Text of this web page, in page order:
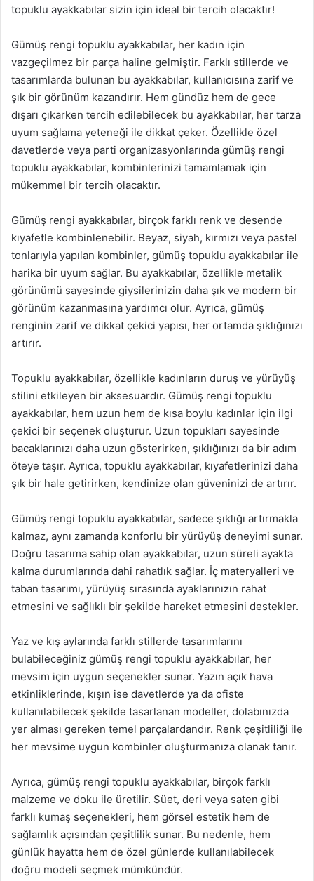
topuklu ayakkabılar sizin için ideal bir tercih olacaktır!
Gümüş rengi topuklu ayakkabılar, her kadın için
vazgeçilmez bir parça haline gelmiştir. Farklı stillerde ve
tasarımlarda bulunan bu ayakkabılar, kullanıcısına zarif ve
şık bir görünüm kazandırır. Hem gündüz hem de gece
dışarı çıkarken tercih edilebilecek bu ayakkabılar, her tarza
uyum sağlama yeteneği ile dikkat çeker. Özellikle özel
davetlerde veya parti organizasyonlarında gümüş rengi
topuklu ayakkabılar, kombinlerinizi tamamlamak için
mükemmel bir tercih olacaktır.
Gümüş rengi ayakkabılar, birçok farklı renk ve desende
kıyafetle kombinlenebilir. Beyaz, siyah, kırmızı veya pastel
tonlarıyla yapılan kombinler, gümüş topuklu ayakkabılar ile
harika bir uyum sağlar. Bu ayakkabılar, özellikle metalik
görünümü sayesinde giysilerinizin daha şık ve modern bir
görünüm kazanmasına yardımcı olur. Ayrıca, gümüş
renginin zarif ve dikkat çekici yapısı, her ortamda şıklığınızı
artırır.
Topuklu ayakkabılar, özellikle kadınların duruş ve yürüyüş
stilini etkileyen bir aksesuardır. Gümüş rengi topuklu
ayakkabılar, hem uzun hem de kısa boylu kadınlar için ilgi
çekici bir seçenek oluşturur. Uzun topukları sayesinde
bacaklarınızı daha uzun gösterirken, şıklığınızı da bir adım
öteye taşır. Ayrıca, topuklu ayakkabılar, kıyafetlerinizi daha
şık bir hale getirirken, kendinize olan güveninizi de artırır.
Gümüş rengi topuklu ayakkabılar, sadece şıklığı artırmakla
kalmaz, aynı zamanda konforlu bir yürüyüş deneyimi sunar.
Doğru tasarıma sahip olan ayakkabılar, uzun süreli ayakta
kalma durumlarında dahi rahatlık sağlar. İç materyalleri ve
taban tasarımı, yürüyüş sırasında ayaklarınızın rahat
etmesini ve sağlıklı bir şekilde hareket etmesini destekler.
Yaz ve kış aylarında farklı stillerde tasarımlarını
bulabileceğiniz gümüş rengi topuklu ayakkabılar, her
mevsim için uygun seçenekler sunar. Yazın açık hava
etkinliklerinde, kışın ise davetlerde ya da ofiste
kullanılabilecek şekilde tasarlanan modeller, dolabınızda
yer alması gereken temel parçalardandır. Renk çeşitliliği ile
her mevsime uygun kombinler oluşturmanıza olanak tanır.
Ayrıca, gümüş rengi topuklu ayakkabılar, birçok farklı
malzeme ve doku ile üretilir. Süet, deri veya saten gibi
farklı kumaş seçenekleri, hem görsel estetik hem de
sağlamlık açısından çeşitlilik sunar. Bu nedenle, hem
günlük hayatta hem de özel günlerde kullanılabilecek
doğru modeli seçmek mümkündür.